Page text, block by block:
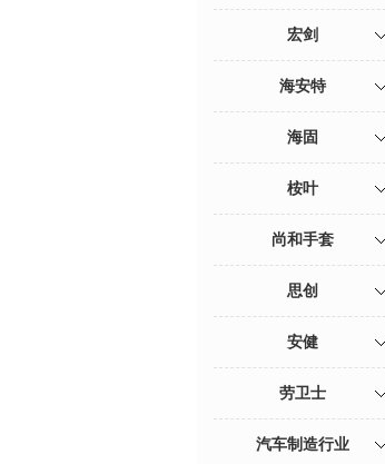
宏剑
海安特
海固
桉叶
尚和手套
思创
安健
劳卫士
汽车制造行业